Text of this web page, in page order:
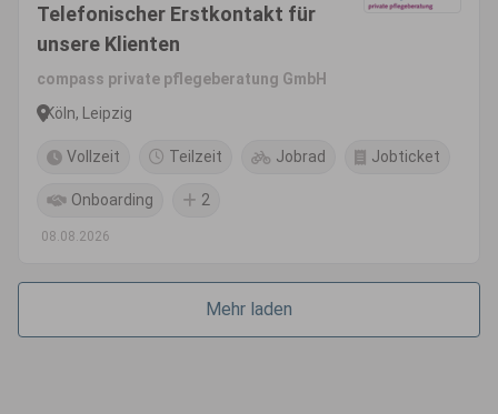
Telefonischer Erstkontakt für
unsere Klienten
compass private pflegeberatung GmbH
Köln, Leipzig
Vollzeit Teilzeit Jobrad Jobticket
Onboarding 2
08.08.2026
Mehr laden